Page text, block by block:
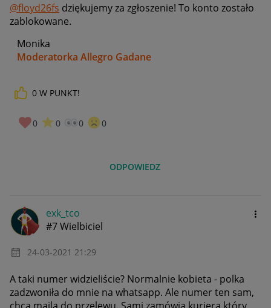
@floyd26fs dziękujemy za zgłoszenie! To konto zostało
zablokowane.
Monika
Moderatorka Allegro Gadane
0 W PUNKT!
0 0 0 0
ODPOWIEDZ
exk_tco
#7 Wielbiciel
‎24-03-2021 21:29
A taki numer widzieliście? Normalnie kobieta - polka
zadzwoniła do mnie na whatsapp. Ale numer ten sam,